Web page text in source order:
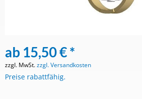
ab 15,50 € *
zzgl. MwSt.zzgl. Versandkosten
Preise rabattfähig.